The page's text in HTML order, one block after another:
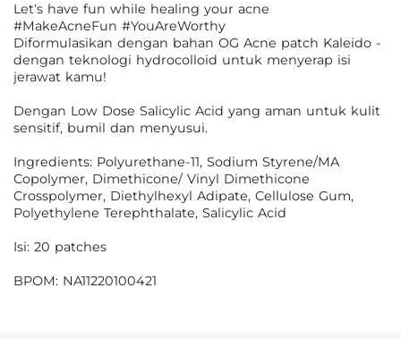
Let’s have fun while healing your acne
#MakeAcneFun #YouAreWorthy
Diformulasikan dengan bahan OG Acne patch Kaleido -
dengan teknologi hydrocolloid untuk menyerap isi
jerawat kamu!
Dengan Low Dose Salicylic Acid yang aman untuk kulit
sensitif, bumil dan menyusui.
Ingredients: Polyurethane-11, Sodium Styrene/MA
Copolymer, Dimethicone/ Vinyl Dimethicone
Crosspolymer, Diethylhexyl Adipate, Cellulose Gum,
Polyethylene Terephthalate, Salicylic Acid
Isi: 20 patches
BPOM: NA11220100421